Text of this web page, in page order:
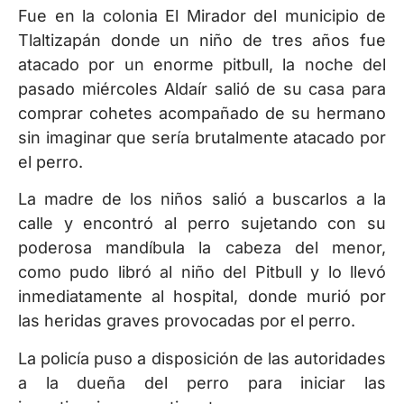
Fue en la colonia El Mirador del municipio de
Tlaltizapán donde un niño de tres años fue
atacado por un enorme pitbull, la noche del
pasado miércoles Aldaír salió de su casa para
comprar cohetes acompañado de su hermano
sin imaginar que sería brutalmente atacado por
el perro.
La madre de los niños salió a buscarlos a la
calle y encontró al perro sujetando con su
poderosa mandíbula la cabeza del menor,
como pudo libró al niño del Pitbull y lo llevó
inmediatamente al hospital, donde murió por
las heridas graves provocadas por el perro.
La policía puso a disposición de las autoridades
a la dueña del perro para iniciar las